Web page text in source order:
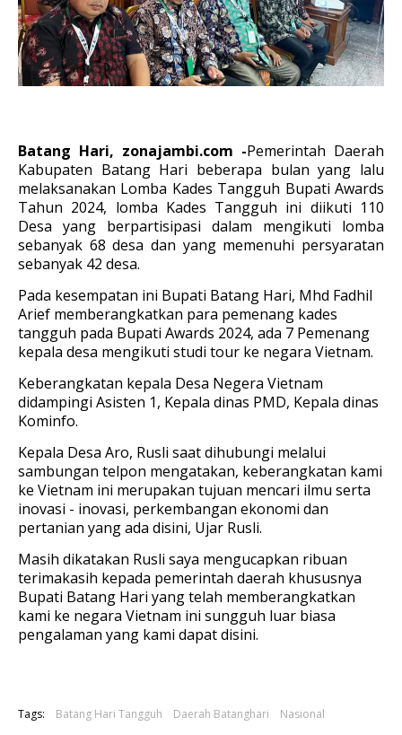
Batang Hari, zonajambi.com -Pemerintah Daerah
Kabupaten Batang Hari beberapa bulan yang lalu
melaksanakan Lomba Kades Tangguh Bupati Awards
Tahun 2024, lomba Kades Tangguh ini diikuti 110
Desa yang berpartisipasi dalam mengikuti lomba
sebanyak 68 desa dan yang memenuhi persyaratan
sebanyak 42 desa.
Pada kesempatan ini Bupati Batang Hari, Mhd Fadhil
Arief memberangkatkan para pemenang kades
tangguh pada Bupati Awards 2024, ada 7 Pemenang
kepala desa mengikuti studi tour ke negara Vietnam.
Keberangkatan kepala Desa Negera Vietnam
didampingi Asisten 1, Kepala dinas PMD, Kepala dinas
Kominfo.
Kepala Desa Aro, Rusli saat dihubungi melalui
sambungan telpon mengatakan, keberangkatan kami
ke Vietnam ini merupakan tujuan mencari ilmu serta
inovasi - inovasi, perkembangan ekonomi dan
pertanian yang ada disini, Ujar Rusli.
Masih dikatakan Rusli saya mengucapkan ribuan
terimakasih kepada pemerintah daerah khususnya
Bupati Batang Hari yang telah memberangkatkan
kami ke negara Vietnam ini sungguh luar biasa
pengalaman yang kami dapat disini.
Tags: Batang Hari Tangguh Daerah Batanghari Nasional